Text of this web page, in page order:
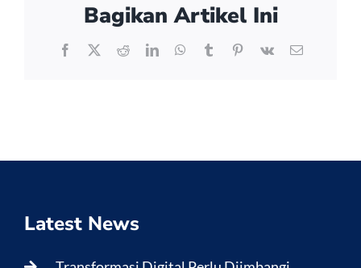
Bagikan Artikel Ini
Facebook
X RedditLinkedInWhatsApp
TumblrPinterest
Vk Email
Latest News